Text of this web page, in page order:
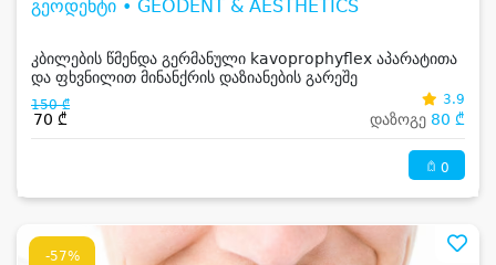
გეოდენტი • GEODENT & AESTHETICS
კბილების წმენდა გერმანული kavoprophyflex აპარატითა
და ფხვნილით მინანქრის დაზიანების გარეშე
150 ₾
70 ₾
3.9
დაზოგე 80 ₾
0
-57%